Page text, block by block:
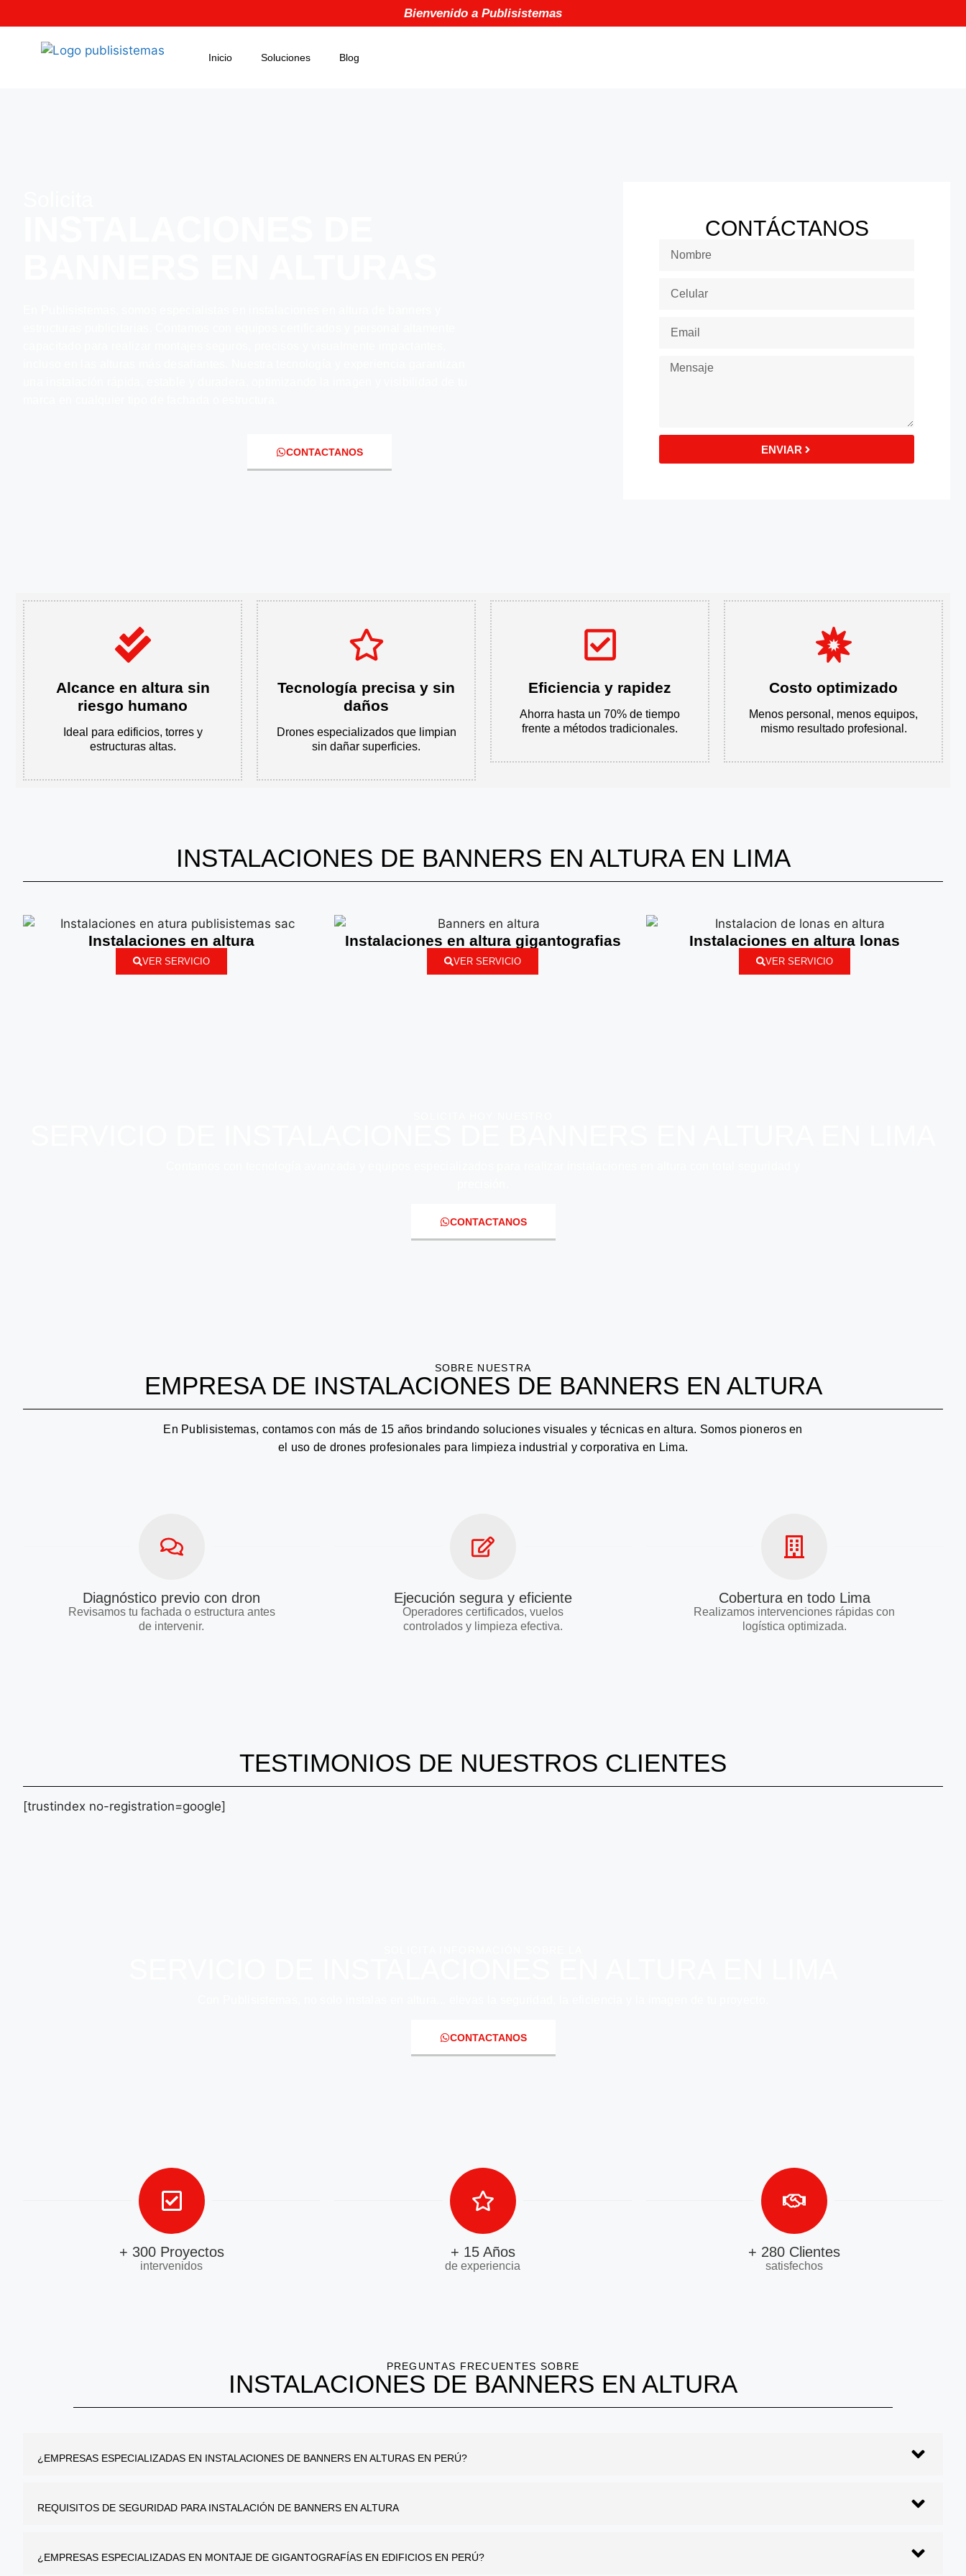
Bienvenido a Publisistemas
Inicio Soluciones Blog
CONTACTANOS
CONTÁCTANOS
ENVIAR
Alcance en altura sin
riesgo humano
Ideal para edificios, torres y
estructuras altas.
Tecnología precisa y sin
daños
Drones especializados que limpian
sin dañar superficies.
Eficiencia y rapidez
Ahorra hasta un 70% de tiempo
frente a métodos tradicionales.
Costo optimizado
Menos personal, menos equipos,
mismo resultado profesional.
INSTALACIONES DE BANNERS EN ALTURA EN LIMA
Instalaciones en altura
VER SERVICIO
Instalaciones en altura​ gigantografias
VER SERVICIO
Instalaciones en altura lonas
VER SERVICIO
CONTACTANOS
SOBRE NUESTRA
EMPRESA DE INSTALACIONES DE BANNERS EN ALTURA
En Publisistemas, contamos con más de 15 años brindando soluciones visuales y técnicas en altura. Somos pioneros en
el uso de drones profesionales para limpieza industrial y corporativa en Lima.
Diagnóstico previo con dron
Revisamos tu fachada o estructura antes
de intervenir.
Ejecución segura y eficiente
Operadores certificados, vuelos
controlados y limpieza efectiva.
Cobertura en todo Lima
Realizamos intervenciones rápidas con
logística optimizada.
TESTIMONIOS DE NUESTROS CLIENTES
[trustindex no-registration=google]
CONTACTANOS
+ 300 Proyectos
intervenidos
+ 15 Años
de experiencia
+ 280 Clientes
satisfechos
PREGUNTAS FRECUENTES SOBRE
INSTALACIONES DE BANNERS EN ALTURA
¿EMPRESAS ESPECIALIZADAS EN INSTALACIONES DE BANNERS EN ALTURAS EN PERÚ?
REQUISITOS DE SEGURIDAD PARA INSTALACIÓN DE BANNERS EN ALTURA
¿EMPRESAS ESPECIALIZADAS EN MONTAJE DE GIGANTOGRAFÍAS EN EDIFICIOS EN PERÚ?